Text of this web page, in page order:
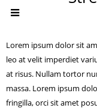
Lorem ipsum dolor sit
leo at velit imperdiet
at risus. Nullam tortor
massa. Lorem ipsum
fringilla, orci sit amet